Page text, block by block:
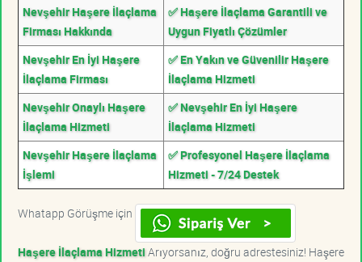
Nevşehir Haşere İlaçlama
Firması Hakkında
✅ Haşere İlaçlama Garantili ve
Uygun Fiyatlı Çözümler
Nevşehir En İyi Haşere
İlaçlama Firması
✅ En Yakın ve Güvenilir Haşere
İlaçlama Hizmeti
Nevşehir Onaylı Haşere
İlaçlama Hizmeti
✅ Nevşehir En İyi Haşere
İlaçlama Hizmeti
Nevşehir Haşere İlaçlama
İşlemi
✅ Profesyonel Haşere İlaçlama
Hizmeti - 7/24 Destek
Whatapp Görüşme için
Haşere İlaçlama HizmetiArıyorsanız, doğru adrestesiniz! Haşere